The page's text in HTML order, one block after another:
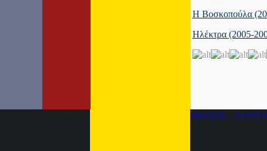
Η Βοσκοπούλα
Ηλέκτρα (2005-
ΘΙΑΣΟΣ